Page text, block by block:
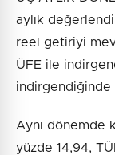
aylık
reel getiriyi
ÜFE ile
indirgendiğinde
Aynı dönemde
yüzde 14,94,